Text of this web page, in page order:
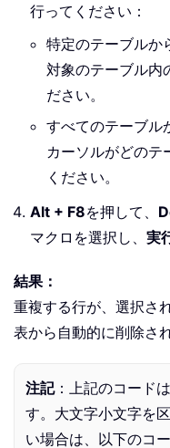
End
If
End Sub
Dim
Dim
If
行ってください：
特定のテーブルか
対象のテーブル内
ださい。
すべてのテーブル
カーソルがどのテ
ください。
Alt + F8を押して、
マクロを選択し、 実
結果：
重複する行が、選択さ
表から自動的に削除さ
注記：上記のコード
す。大文字小文字を
い場合は、以下のコ